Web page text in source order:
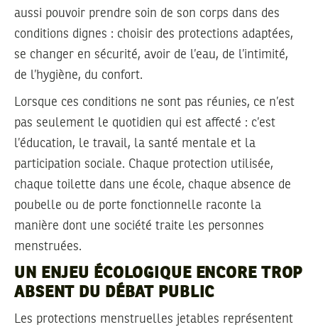
aussi pouvoir prendre soin de son corps dans des
conditions dignes : choisir des protections adaptées,
se changer en sécurité, avoir de l’eau, de l’intimité,
de l’hygiène, du confort.
Lorsque ces conditions ne sont pas réunies, ce n’est
pas seulement le quotidien qui est affecté : c’est
l’éducation, le travail, la santé mentale et la
participation sociale. Chaque protection utilisée,
chaque toilette dans une école, chaque absence de
poubelle ou de porte fonctionnelle raconte la
manière dont une société traite les personnes
menstruées.
UN ENJEU ÉCOLOGIQUE ENCORE TROP
ABSENT DU DÉBAT PUBLIC
Les protections menstruelles jetables représentent